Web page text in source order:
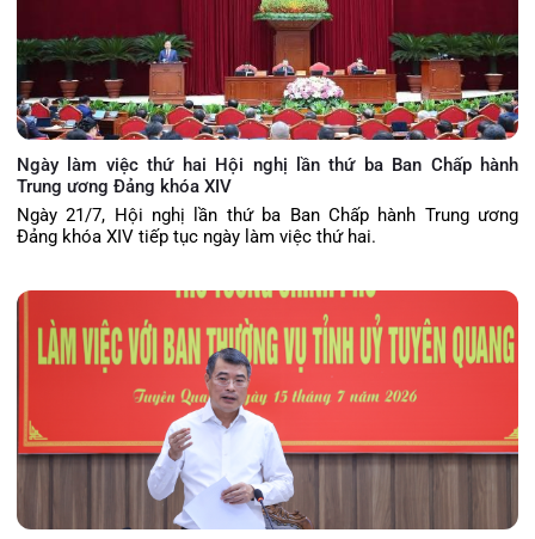
Ngày làm việc thứ hai Hội nghị lần thứ ba Ban Chấp hành
Trung ương Đảng khóa XIV
Ngày 21/7, Hội nghị lần thứ ba Ban Chấp hành Trung ương
Đảng khóa XIV tiếp tục ngày làm việc thứ hai.